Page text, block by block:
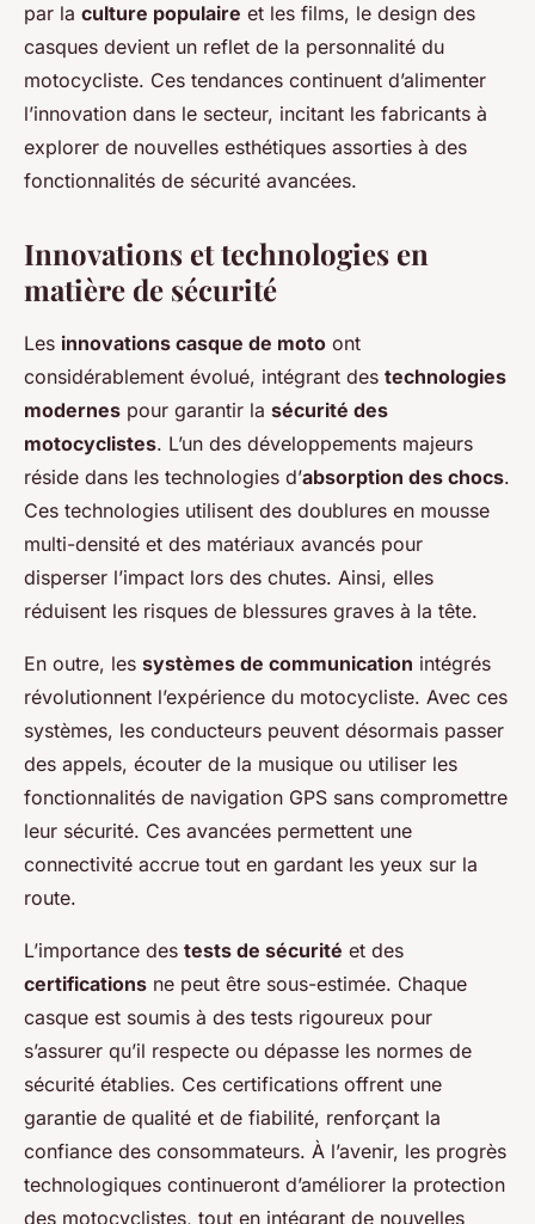
par la culture populaire et les films, le design des
casques devient un reflet de la personnalité du
motocycliste. Ces tendances continuent d’alimenter
l’innovation dans le secteur, incitant les fabricants à
explorer de nouvelles esthétiques assorties à des
fonctionnalités de sécurité avancées.
Innovations et technologies en
matière de sécurité
Les innovations casque de moto ont
considérablement évolué, intégrant des technologies
modernes pour garantir la sécurité des
motocyclistes. L’un des développements majeurs
réside dans les technologies d’absorption des chocs.
Ces technologies utilisent des doublures en mousse
multi-densité et des matériaux avancés pour
disperser l’impact lors des chutes. Ainsi, elles
réduisent les risques de blessures graves à la tête.
En outre, les systèmes de communication intégrés
révolutionnent l’expérience du motocycliste. Avec ces
systèmes, les conducteurs peuvent désormais passer
des appels, écouter de la musique ou utiliser les
fonctionnalités de navigation GPS sans compromettre
leur sécurité. Ces avancées permettent une
connectivité accrue tout en gardant les yeux sur la
route.
L’importance des tests de sécurité et des
certifications ne peut être sous-estimée. Chaque
casque est soumis à des tests rigoureux pour
s’assurer qu’il respecte ou dépasse les normes de
sécurité établies. Ces certifications offrent une
garantie de qualité et de fiabilité, renforçant la
confiance des consommateurs. À l’avenir, les progrès
technologiques continueront d’améliorer la protection
des motocyclistes, tout en intégrant de nouvelles